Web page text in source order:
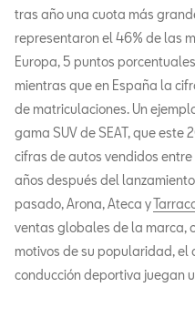
tras año una cuota más
representaron el 46% de las
Europa, 5 puntos
mientras que en España la
de matriculaciones. Un
gama SUV de SEAT, que
cifras de autos vendidos
años después del
pasado, Arona, Ateca y
ventas globales de la marca,
motivos de su popularidad, el
conducción deportiva juegan